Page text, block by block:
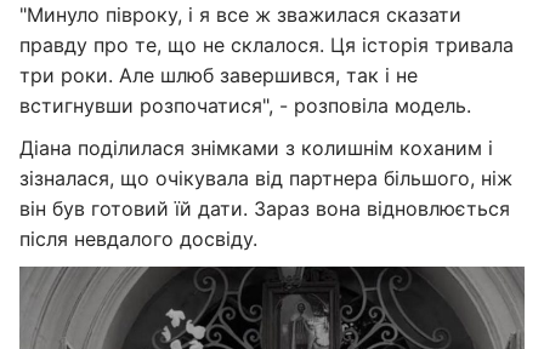
"Минуло півроку, і я все ж зважилася сказати
правду про те, що не склалося. Ця історія тривала
три роки. Але шлюб завершився, так і не
встигнувши розпочатися", - розповіла модель.
Діана поділилася знімками з колишнім коханим і
зізналася, що очікувала від партнера більшого, ніж
він був готовий їй дати. Зараз вона відновлюється
після невдалого досвіду.